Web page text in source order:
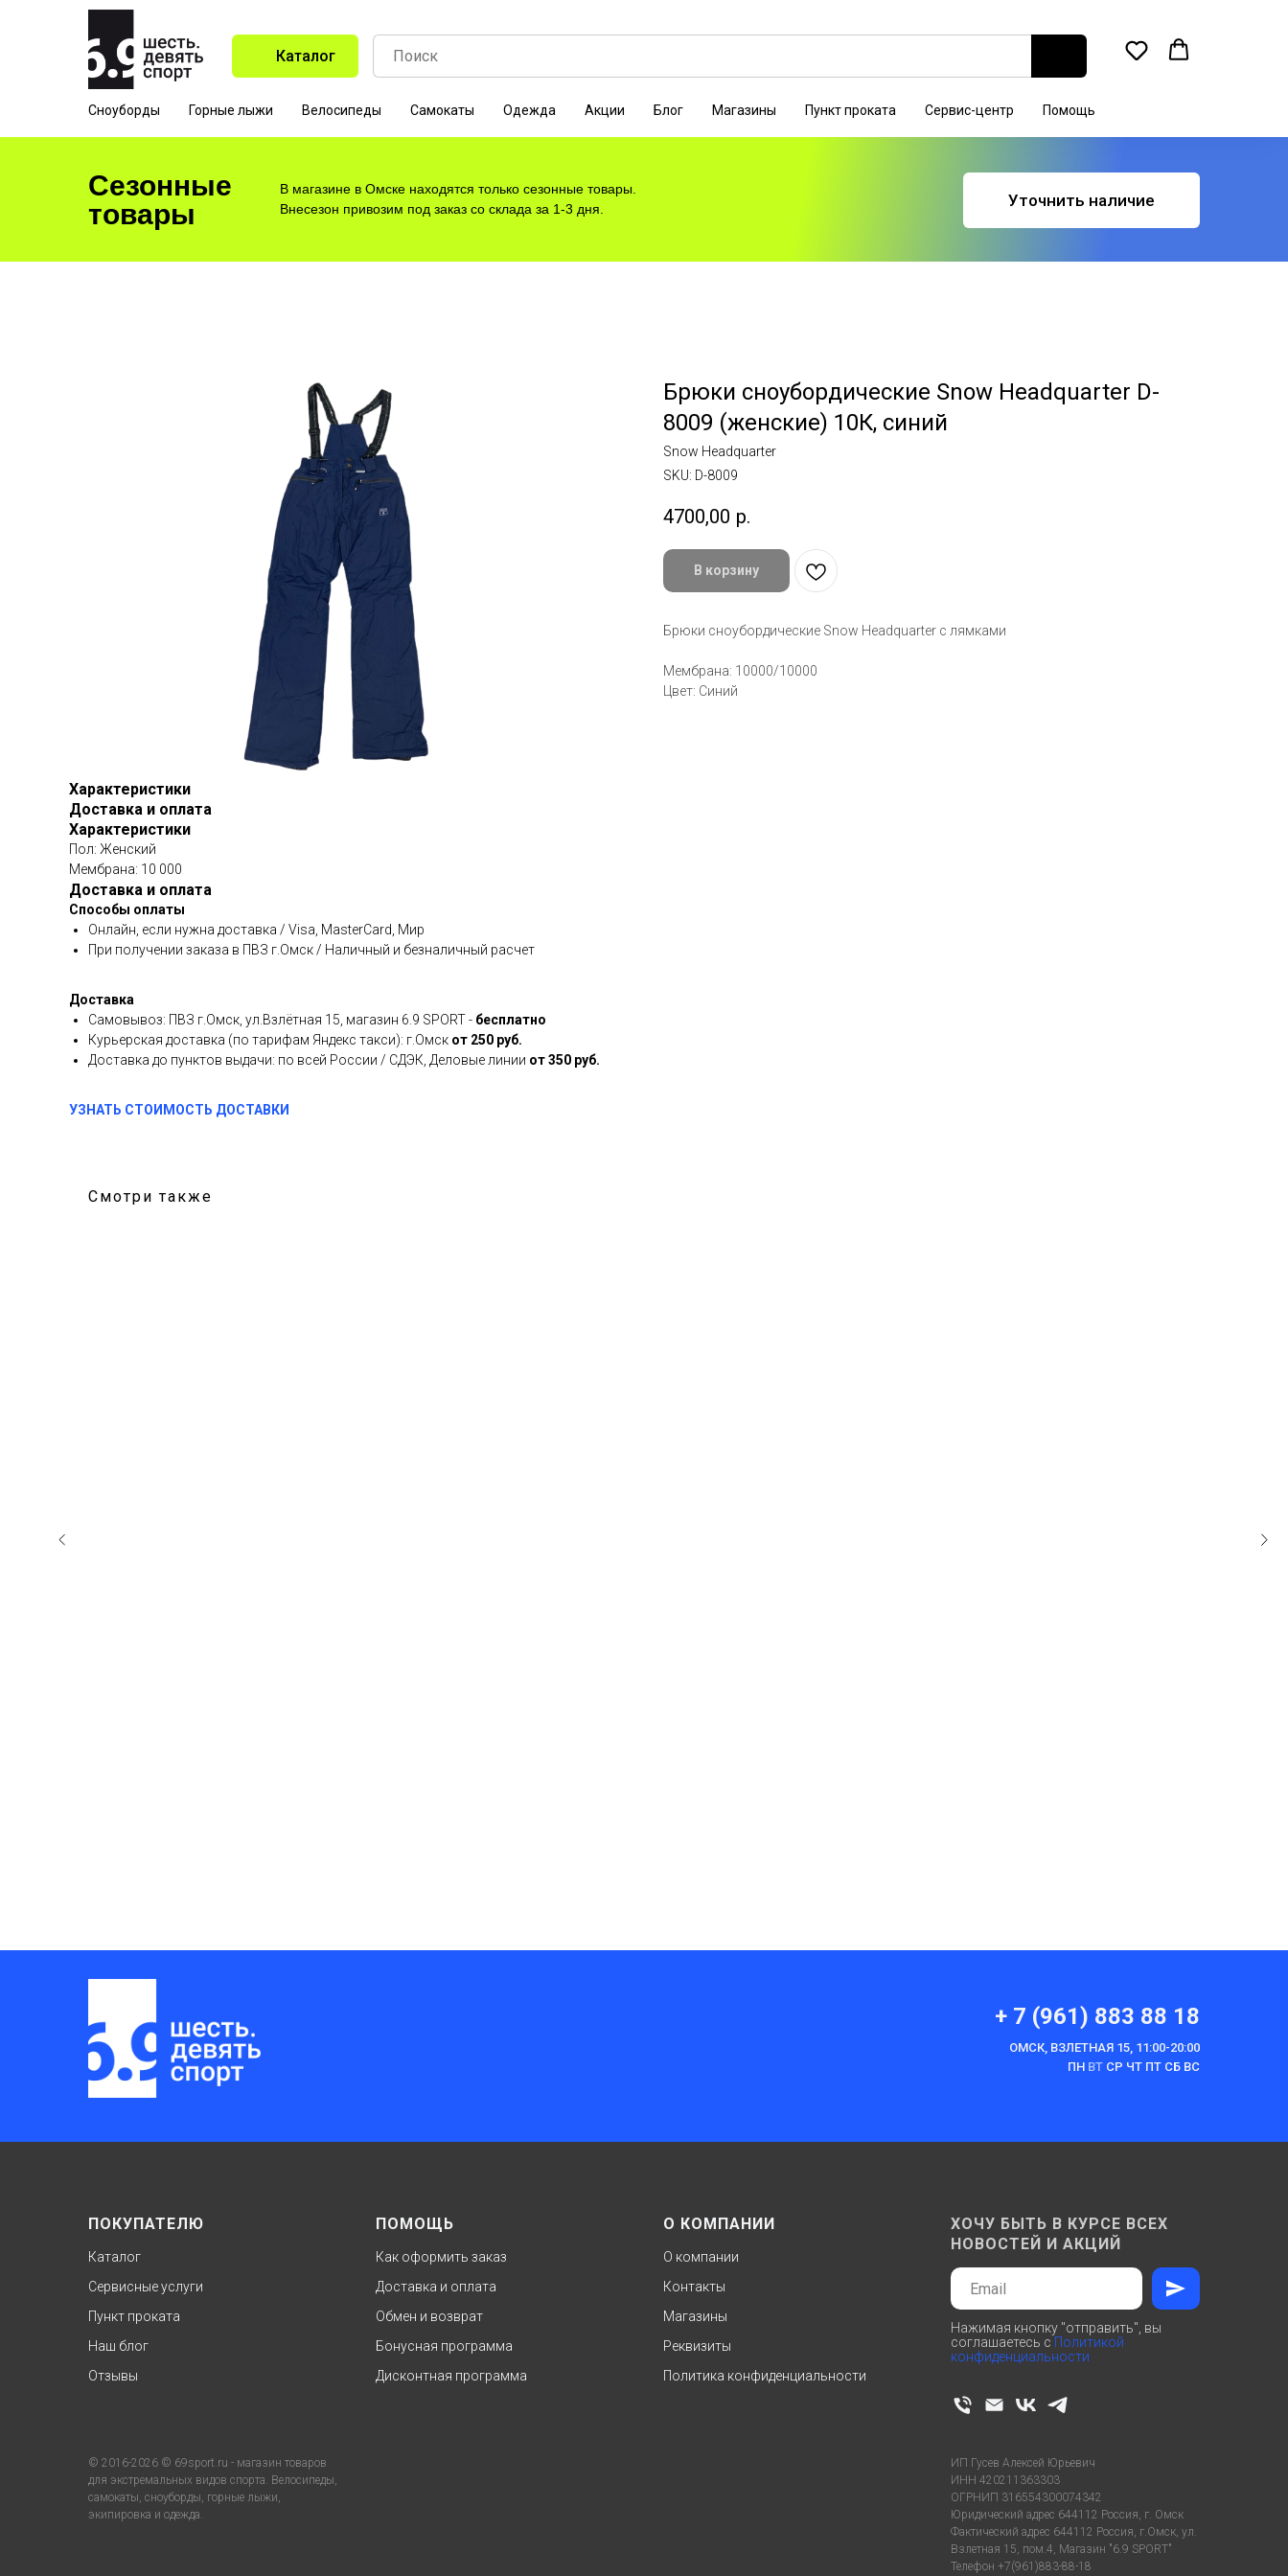
Каталог
Сноуборды Горные лыжи Велосипеды Самокаты Одежда Акции Блог Магазины Пункт проката Сервис-центр Помощь
Сезонные
товары
В магазине в Омске находятся только сезонные товары.
Внесезон привозим под заказ со склада за 1-3 дня.
Уточнить наличие
Брюки сноубордические Snow Headquarter D-
8009 (женские) 10К, синий
Snow Headquarter
SKU: D-8009
4700,00 р.
В корзину
Брюки сноубордические Snow Headquarter с лямками
Мембрана: 10000/10000
Цвет: Синий
Характеристики
Доставка и оплата
Характеристики
Пол: Женский
Мембрана: 10 000
Доставка и оплата
Способы оплаты
Онлайн, если нужна доставка / Visa, MasterCard, Мир
При получении заказа в ПВЗ г.Омск / Наличный и безналичный расчет
Доставка
Самовывоз: ПВЗ г.Омск, ул.Взлётная 15, магазин 6.9 SPORT - бесплатно
Курьерская доставка (по тарифам Яндекс такси): г.Омск от 250 руб.
Доставка до пунктов выдачи: по всей России / СДЭК, Деловые линии от 350 руб.
УЗНАТЬ СТОИМОСТЬ ДОСТАВКИ
Смотри также
+ 7 (961) 883 88 18
ОМСК, ВЗЛЕТНАЯ 15, 11:00-20:00
ПН ВТ СР ЧТ ПТ СБ ВС
ПОКУПАТЕЛЮ
Каталог
Сервисные услуги
Пункт проката
Наш блог
Отзывы
ПОМОЩЬ
Как оформить заказ
Доставка и оплата
Обмен и возврат
Бонусная программа
Дисконтная программа
О КОМПАНИИ
О компании
Контакты
Магазины
Реквизиты
Политика конфиденциальности
ХОЧУ БЫТЬ В КУРСЕ ВСЕХ
НОВОСТЕЙ И АКЦИЙ
Нажимая кнопку "отправить", вы
соглашаетесь с Политикой
конфиденциальности
© 2016-2026 © 69sport.ru - магазин товаров
для экстремальных видов спорта. Велосипеды,
самокаты, сноуборды, горные лыжи,
экипировка и одежда.
ИП Гусев Алексей Юрьевич
ИНН 420211363303
ОГРНИП 316554300074342
Юридический адрес 644112 Россия, г. Омск
Фактический адрес 644112 Россия, г.Омск, ул.
Взлетная 15, пом.4, Магазин "6.9 SPORT"
Телефон +7(961)883-88-18